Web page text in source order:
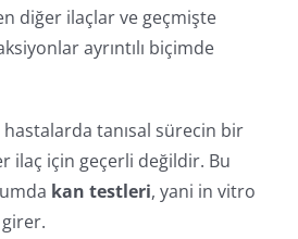
diğer ilaçlar ve geçmişte
ayrıntılı biçimde
tanısal sürecin bir
ilaç için geçerli değildir. Bu
kan testleri, yani in vitro